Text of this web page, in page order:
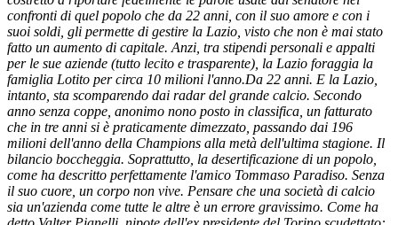
confronti di quel popolo che da 22 anni, con il suo amore e con i
suoi soldi, gli permette di gestire la Lazio, visto che non è mai stato
fatto un aumento di capitale. Anzi, tra stipendi personali e appalti
per le sue aziende (tutto lecito e trasparente), la Lazio foraggia la
famiglia Lotito per circa 10 milioni l'anno.Da 22 anni. E la Lazio,
intanto, sta scomparendo dai radar del grande calcio. Secondo
anno senza coppe, anonimo nono posto in classifica, un fatturato
che in tre anni si è praticamente dimezzato, passando dai 196
milioni dell'anno della Champions alla metà dell'ultima stagione. Il
bilancio boccheggia. Soprattutto, la desertificazione di un popolo,
come ha descritto perfettamente l'amico Tommaso Paradiso. Senza
il suo cuore, un corpo non vive. Pensare che una società di calcio
sia un'azienda come tutte le altre è un errore gravissimo. Come ha